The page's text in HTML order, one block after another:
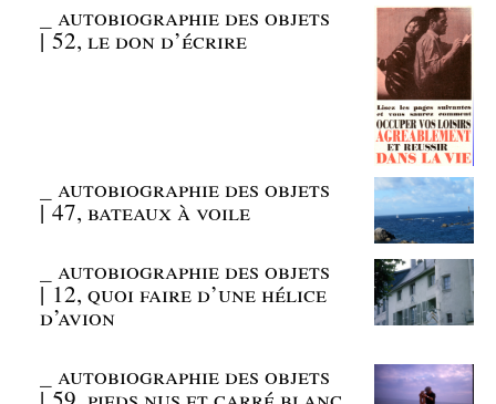
_autobiographie des objets
| 52, le don d’écrire
_autobiographie des objets
| 47, bateaux à voile
_autobiographie des objets
| 12, quoi faire d’une hélice
d’avion
_autobiographie des objets